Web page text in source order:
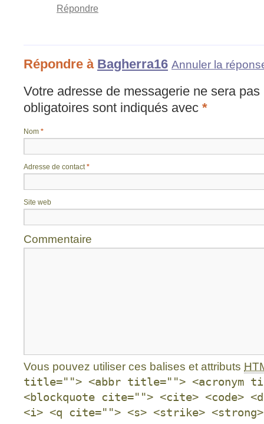
Répondre
Répondre à Bagherra16 Annuler la
Votre adresse de messagerie ne sera pas
obligatoires sont indiqués avec *
Nom *
Adresse de contact *
Site web
Commentaire
Vous pouvez utiliser ces balises et attributs
title=""> <abbr title=""> <acronym
<blockquote cite=""> <cite> <code>
<i> <q cite=""> <s> <strike> <strong>